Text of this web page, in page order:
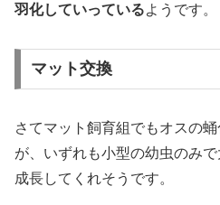
羽化していっているようです。
マット交換
さてマット飼育組でもオスの
が、いずれも小型の幼虫のみ
成長してくれそうです。